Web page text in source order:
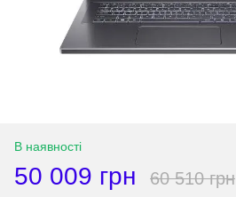
В наявності
50 009 грн 60 510 грн